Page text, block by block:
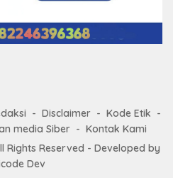
Disclaimer
Kode Etik
media Siber
Kontak Kami
Rights Reserved - Developed by
Dev